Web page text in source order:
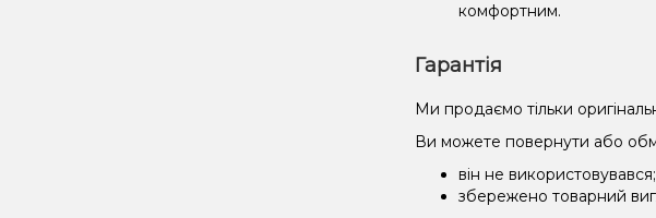
комфортним.
Гарантія
Ми продаємо тільки
Ви можете повернути або
він не використовувався;
збережено товарний